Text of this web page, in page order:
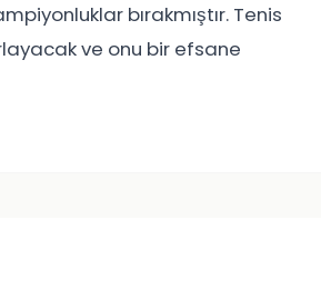
bırakmıştır. Tenis
ve onu bir efsane